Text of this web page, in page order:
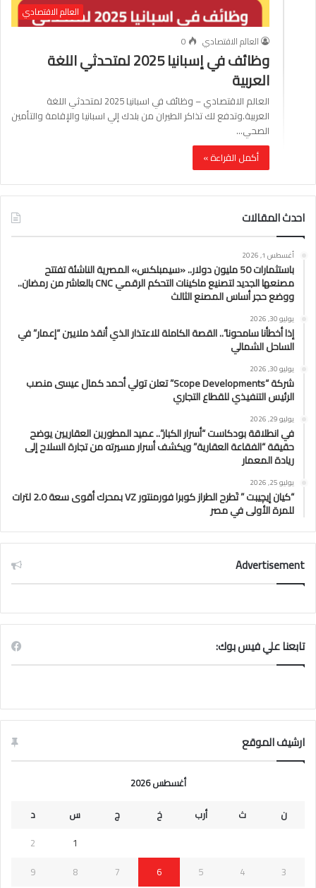
العالم الاقتصادي
العالم الاقتصادي
0
وظائف في إسبانيا 2025 لمتحدثي اللغة
العربية
العالم الاقتصادي – وظائف في اسبانيا 2025 لمتحدثي اللغة
العربية.وتدفع لك تذاكر الطيران من بلدك إلي اسبانيا والإقامة والتأمين
الصحي…
أكمل القراءة »
احدث المقالات
أغسطس 1, 2026
باستثمارات 50 مليون دولار.. «سيمبلكس» المصرية الناشئة تفتتح
مصنعها الجديد لتصنيع ماكينات التحكم الرقمي CNC بالعاشر من رمضان..
ووضع حجر أساس المصنع الثالث
يوليو 30, 2026
إذا أخطأنا سامحونا”.. القصة الكاملة للاعتذار الذي أنقذ ملايين “إعمار” في
الساحل الشمالي
يوليو 30, 2026
شركة “Scope Developments” تعلن تولي أحمد كمال عيسى منصب
الرئيس التنفيذي للقطاع التجاري
يوليو 29, 2026
في انطلاقة بودكاست “أسرار الكبار”.. عميد المطورين العقاريين يوضح
حقيقة “الفقاعة العقارية” ويكشف أسرار مسيرته من تجارة السلاح إلى
ريادة المعمار
يوليو 25, 2026
“كيان إيچيبت ” تَطرح الطراز كوبرا فورمنتور VZ بمحرك أقوى سعة 2.0 لترات
للمرة الأولى في مصر
Advertisement
تابعنا علي فيس بوك:
ارشيف الموقع
أغسطس 2026
ن
ث أرب خ ج س
د
1
2
3
4
5
6
7
8
9